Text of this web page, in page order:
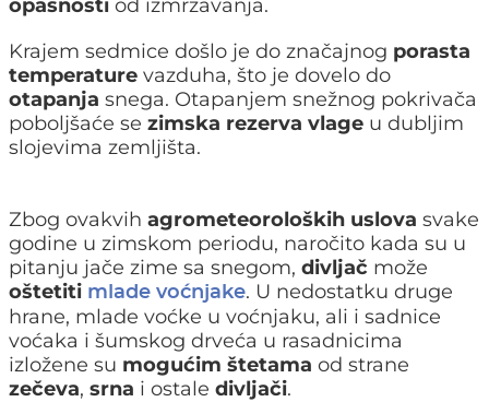
opasnosti od izmrzavanja.
Krajem sedmice došlo je do značajnog porasta
temperature vazduha, što je dovelo do
otapanja snega. Otapanjem snežnog pokrivača
poboljšaće se zimska rezerva vlage u dubljim
slojevima zemljišta.
Zbog ovakvih agrometeoroloških uslova svake
godine u zimskom periodu, naročito kada su u
pitanju jače zime sa snegom, divljač može
oštetiti mlade voćnjake. U nedostatku druge
hrane, mlade voćke u voćnjaku, ali i sadnice
voćaka i šumskog drveća u rasadnicima
izložene su mogućim štetama od strane
zečeva, srna i ostale divljači.